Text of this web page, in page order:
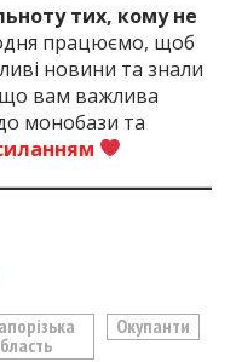
тих, кому не
працюємо, щоб
новини та знали
вам важлива
монобази та
Окупанти